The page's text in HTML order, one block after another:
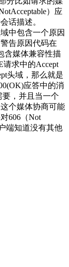
）应
话描述。
中包含一个原因
告原因代码在
含媒体兼容性描
求中的Accept
头域，那么就是
应答中的消
，并且当一个
个媒体协商可能
606（Not
端知道没有其他